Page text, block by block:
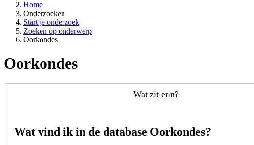
Home
Onderzoeken
Start je onderzoek
Zoeken op onderwerp
Oorkondes
Oorkondes
Wat zit erin?
Wat vind ik in de database Oorkondes?